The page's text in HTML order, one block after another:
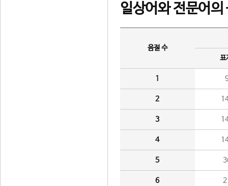
일상어와 전문어의
음절 수
표
1
2
3
4
5
6